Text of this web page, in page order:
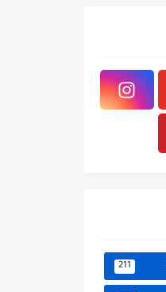
211